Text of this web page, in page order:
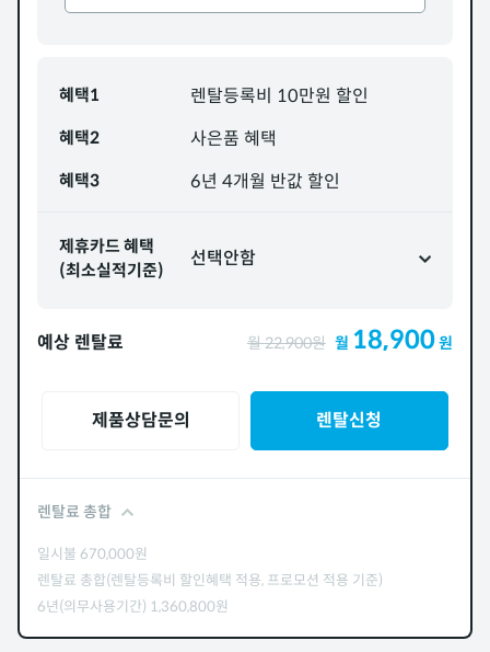
혜택1 렌탈등록비 10만원 할인
혜택2 사은품 혜택
혜택3 6년 4개월 반값 할인
제휴카드 혜택
(최소실적기준)
선택안함
예상 렌탈료 월22,900원 월 18,900원
제품상담문의 렌탈신청
렌탈료 총합
일시불 670,000원
렌탈료 총합(렌탈등록비 할인혜택 적용, 프로모션 적용 기준)
6년(의무사용기간) 1,360,800원